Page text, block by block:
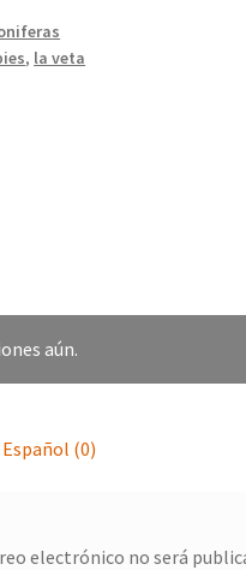
, la veta
aún.
(0)
electrónico no será